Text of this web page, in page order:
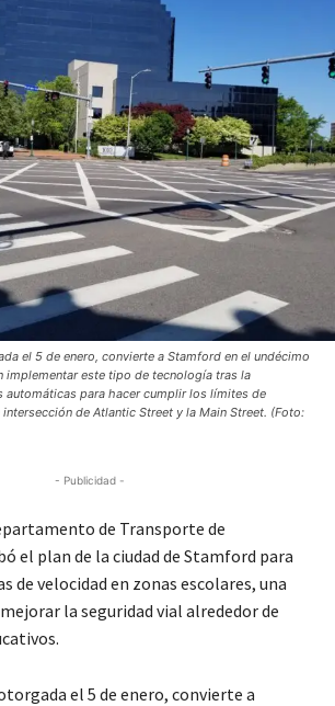
el 5 de enero, convierte a Stamford en el undécimo
implementar este tipo de tecnología tras la
automáticas para hacer cumplir los límites de
de Atlantic Street y la Main Street. (Foto:
- Publicidad -
de Transporte de
el plan de la ciudad de Stamford para
de velocidad en zonas escolares, una
la seguridad vial alrededor de
el 5 de enero, convierte a